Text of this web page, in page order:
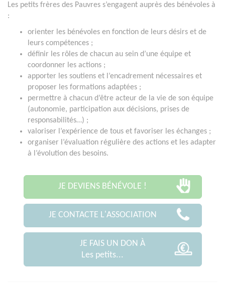
Les petits frères des Pauvres s’engagent auprès des bénévoles à
:
orienter les bénévoles en fonction de leurs désirs et de
leurs compétences ;
définir les rôles de chacun au sein d’une équipe et
coordonner les actions ;
apporter les soutiens et l’encadrement nécessaires et
proposer les formations adaptées ;
permettre à chacun d’être acteur de la vie de son équipe
(autonomie, participation aux décisions, prises de
responsabilités…) ;
valoriser l’expérience de tous et favoriser les échanges ;
organiser l’évaluation régulière des actions et les adapter
à l’évolution des besoins.
JE DEVIENS BÉNÉVOLE !
JE CONTACTE L'ASSOCIATION
JE FAIS UN DON À
Les petits...